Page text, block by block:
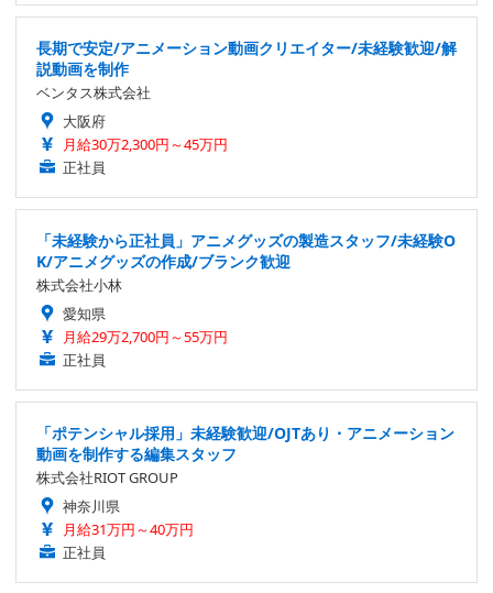
長期で安定/アニメーション動画クリエイター/未経験歓迎/解
説動画を制作
ベンタス株式会社
大阪府
月給30万2,300円～45万円
正社員
「未経験から正社員」アニメグッズの製造スタッフ/未経験O
K/アニメグッズの作成/ブランク歓迎
株式会社小林
愛知県
月給29万2,700円～55万円
正社員
「ポテンシャル採用」未経験歓迎/OJTあり・アニメーション
動画を制作する編集スタッフ
株式会社RIOT GROUP
神奈川県
月給31万円～40万円
正社員